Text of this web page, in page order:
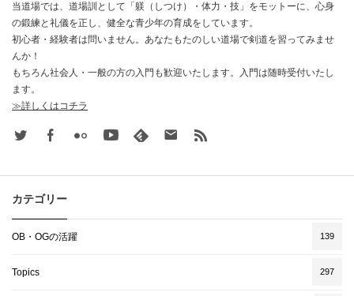
当道場では、道場訓として「躾（しつけ）・体力・技」をモットーに、心身
の鍛練と礼儀を正し、健全な青少年の育成をしています。
初心者・経験者は問いません。あなたもたのしい道場で剣道を習ってみませ
んか！
もちろん社会人・一般の方の入門も歓迎いたします。入門は随時受付いたし
ます。
≫詳しくはコチラ
Twitter FacebookFlickr Youtube feedly Contact
カテゴリー
OB・OGの活躍 139
Topics 297